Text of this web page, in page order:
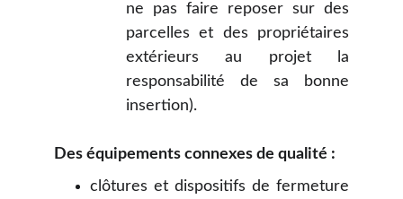
ne pas faire reposer sur des
parcelles et des propriétaires
extérieurs au projet la
responsabilité de sa bonne
insertion).
Des équipements connexes de qualité :
clôtures et dispositifs de fermeture